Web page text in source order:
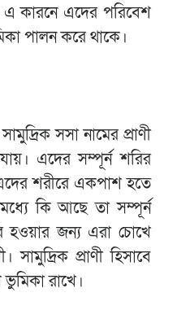
কারনে এদের পরিবেশ
পালন করে থাকে।
সসা নামের প্রাণী
এদের সম্পূর্ন শরির
শরীরে একপাশ হতে
কি আছে তা সম্পূর্ন
হওয়ার জন্য এরা চোখে
প্রাণী হিসাবে
রাখে।